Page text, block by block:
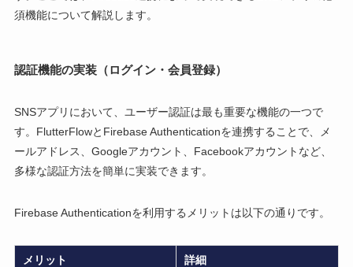
須機能について解説します。
認証機能の実装（ログイン・会員登録）
SNSアプリにおいて、ユーザー認証は最も重要な機能の一つで
す。FlutterFlowとFirebase Authenticationを連携することで、メ
ールアドレス、Googleアカウント、Facebookアカウントなど、
多様な認証方法を簡単に実装できます。
Firebase Authenticationを利用するメリットは以下の通りです。
メリット 詳細